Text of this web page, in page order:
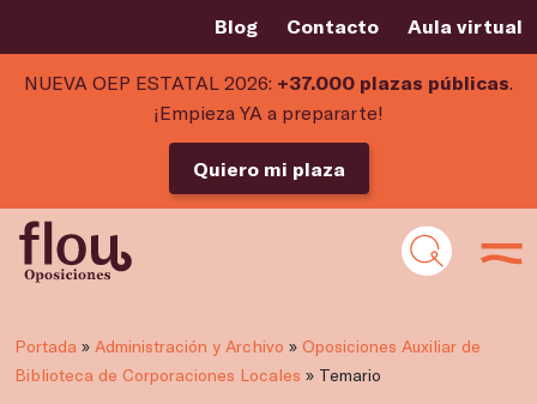
Blog Contacto Aula virtual
NUEVA OEP ESTATAL 2026: +37.000 plazas públicas.
¡Empieza YA a prepararte!
Quiero mi plaza
Portada » Administración y Archivo » Oposiciones Auxiliar de
Biblioteca de Corporaciones Locales » Temario